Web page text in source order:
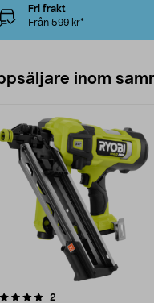
Fri frakt
Från 599 kr*
inom
2
4.5 av 5 stjärnor